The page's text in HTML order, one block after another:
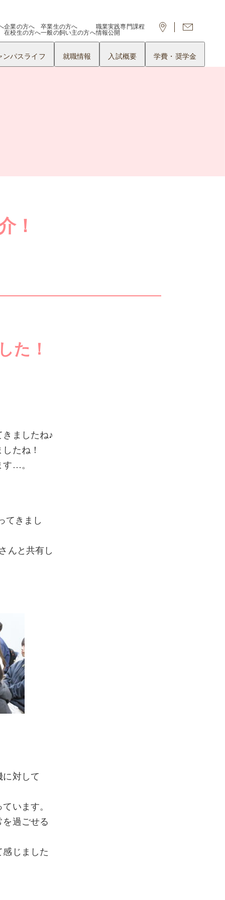
企業の方へ
在校生の方へ
卒業生の方へ
一般の飼い主の方へ
職業実践専門課程
情報公開
ンパスライフ 就職情報 入試概要 学費・奨学金
！
た！
ましたね♪
たね！
す…。
てきまし
んと共有し
対して
います。
過ごせる
じました